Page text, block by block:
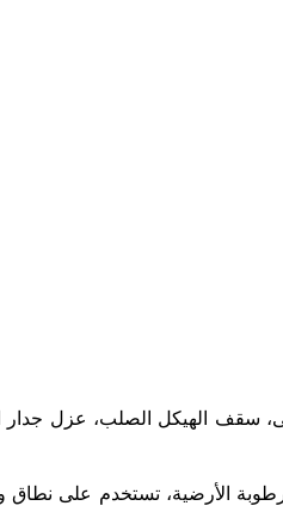
سقف الهيكل الصلب، عزل جدار
الأرضية، تستخدم على